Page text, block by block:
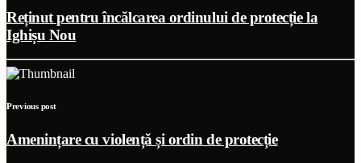
Reținut pentru încălcarea ordinului de protecție la
Ighișu Nou
Previous post
Amenințare cu violență și ordin de protecție